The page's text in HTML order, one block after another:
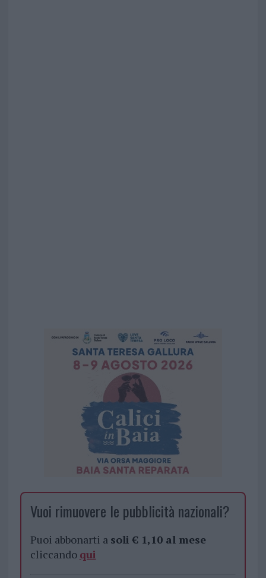
Vuoi rimuovere le pubblicità nazionali?
Puoi abbonarti a soli € 1,10 al mese
cliccando qui